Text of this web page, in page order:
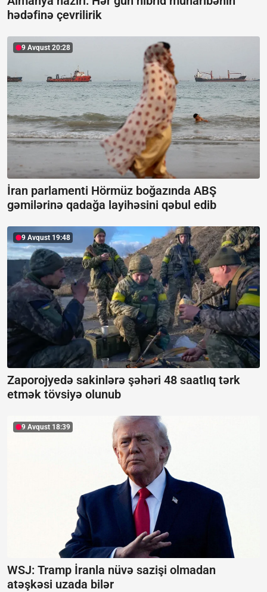
hədəfinə çevrilirik
9 Avqust 20:28
İran parlamenti Hörmüz boğazında ABŞ
gəmilərinə qadağa layihəsini qəbul edib
9 Avqust 19:48
Zaporojyedə sakinlərə şəhəri 48 saatlıq tərk
etmək tövsiyə olunub
9 Avqust 18:39
WSJ: Tramp İranla nüvə sazişi olmadan
atəşkəsi uzada bilər